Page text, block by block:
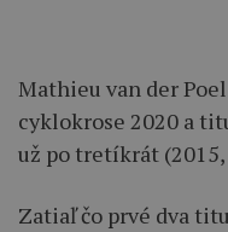
Mathieu van der
cyklokrose 2020 a
už po tretíkrát (2015,
Zatiaľ čo prvé dva